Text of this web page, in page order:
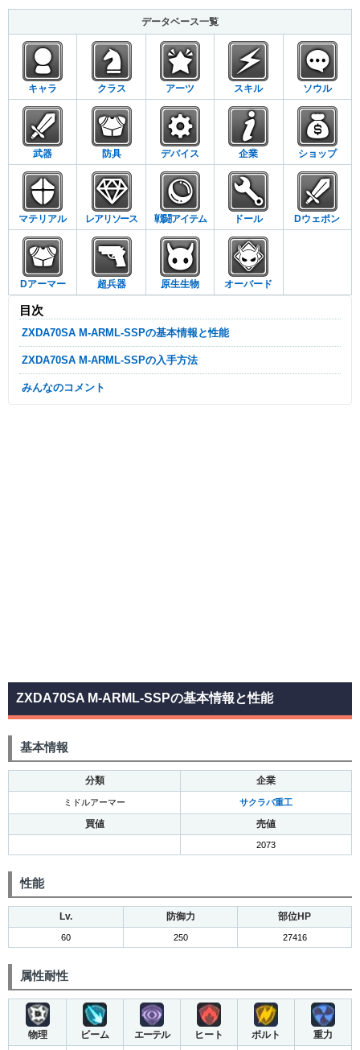
データベース一覧
キャラ クラス アーツ スキル ソウル
武器 防具 デバイス 企業 ショップ
マテリアル レアリソース 戦闘アイテム ドール Dウェポン
Dアーマー 超兵器 原生生物 オーバード
目次
ZXDA70SA M-ARML-SSPの基本情報と性能
ZXDA70SA M-ARML-SSPの入手方法
みんなのコメント
ZXDA70SA M-ARML-SSPの基本情報と性能
基本情報
分類 企業
ミドルアーマー サクラバ重工
買値 売値
2073
性能
Lv. 防御力 部位HP
60 250 27416
属性耐性
物理 ビーム エーテル ヒート ボルト 重力